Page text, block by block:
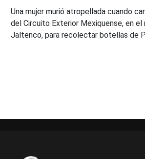
Una mujer murió atropellada cuando
del Circuito Exterior Mexiquense, en el
Jaltenco, para recolectar botellas de